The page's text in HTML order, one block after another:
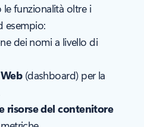
funzionalità oltre i
esempio:
dei nomi a livello di
(dashboard) per la
risorse del contenitore